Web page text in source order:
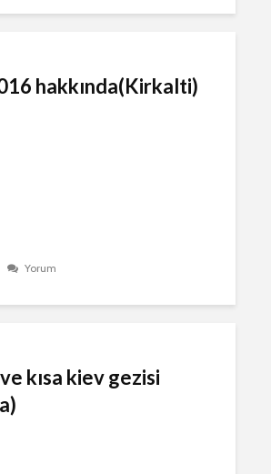
hakkında(Kirkalti)
Yorum
kısa kiev gezisi